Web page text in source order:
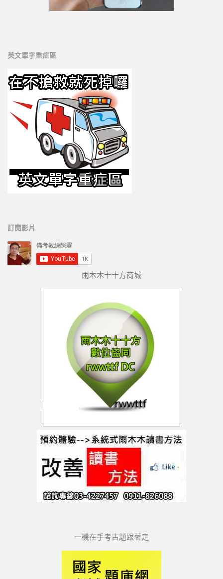
全民英檢初級217
全民英檢中級301
全民英檢中級302
為何要計劃性複習?
想要輕鬆背單字嗎?
科學方法背單字
科學方法背單字功能說明
如何登入
英文單字語音播放
3D單字卡(複習)
聽音看義拼形練習
看形選音練習與測驗
看形選義練習與測驗
聽音拼形練習與測驗
聽音選義練習與測驗
看義選音練習與測驗
看義拼形練習與測驗
申請使用者帳號
英文強力教
英文單字重症區
訂閱影片
雨木木十十方商城
一機在手考古題跟著走